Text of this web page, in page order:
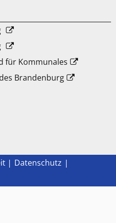
für Kommunales
Brandenburg
Datenschutz